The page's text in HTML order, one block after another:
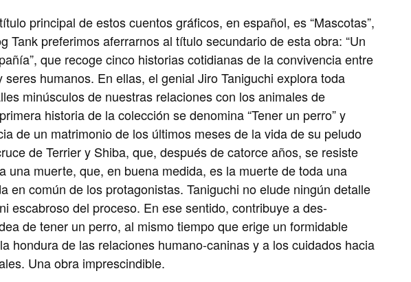
principal de estos cuentos gráficos, en español, es “Mascotas”,
Tank preferimos aferrarnos al título secundario de esta obra: “Un
que recoge cinco historias cotidianas de la convivencia entre
seres humanos. En ellas, el genial Jiro Taniguchi explora toda
minúsculos de nuestras relaciones con los animales de
historia de la colección se denomina “Tener un perro” y
de un matrimonio de los últimos meses de la vida de su peludo
de Terrier y Shiba, que, después de catorce años, se resiste
una muerte, que, en buena medida, es la muerte de toda una
en común de los protagonistas. Taniguchi no elude ningún detalle
escabroso del proceso. En ese sentido, contribuye a des-
de tener un perro, al mismo tiempo que erige un formidable
hondura de las relaciones humano-caninas y a los cuidados hacia
Una obra imprescindible.